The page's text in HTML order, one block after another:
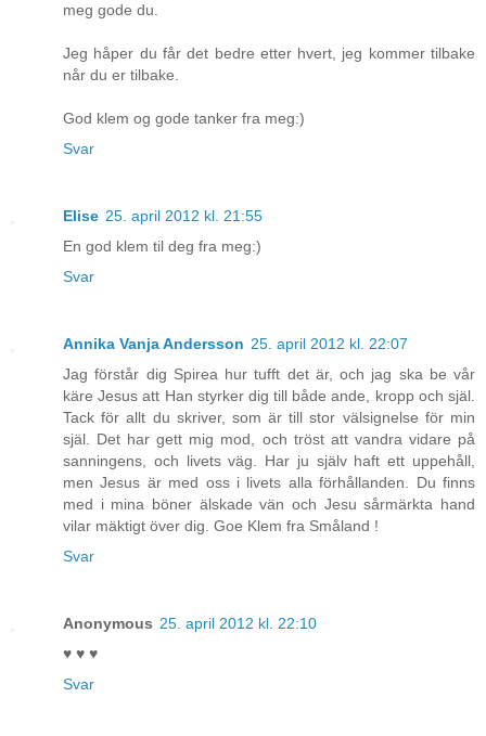
meg gode du.
Jeg håper du får det bedre etter hvert, jeg kommer tilbake
når du er tilbake.
God klem og gode tanker fra meg:)
Svar
Elise 25. april 2012 kl. 21:55
En god klem til deg fra meg:)
Svar
Annika Vanja Andersson 25. april 2012 kl. 22:07
Jag förstår dig Spirea hur tufft det är, och jag ska be vår
käre Jesus att Han styrker dig till både ande, kropp och själ.
Tack för allt du skriver, som är till stor välsignelse för min
själ. Det har gett mig mod, och tröst att vandra vidare på
sanningens, och livets väg. Har ju själv haft ett uppehåll,
men Jesus är med oss i livets alla förhållanden. Du finns
med i mina böner älskade vän och Jesu sårmärkta hand
vilar mäktigt över dig. Goe Klem fra Småland !
Svar
Anonymous 25. april 2012 kl. 22:10
♥ ♥ ♥
Svar